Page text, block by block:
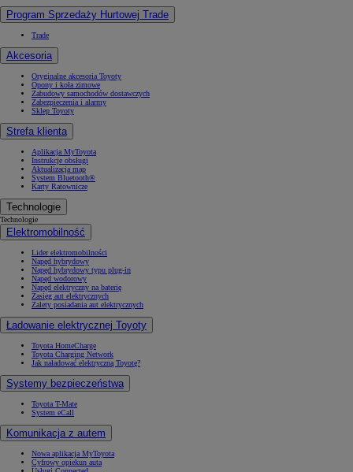
Program Sprzedaży Hurtowej Trade
Trade
Akcesoria
Oryginalne akcesoria Toyoty
Opony i koła zimowe
Zabudowy samochodów dostawczych
Zabezpieczenia i alarmy
Sklep Toyoty
Strefa klienta
Aplikacja MyToyota
Instrukcje obsługi
Aktualizacja map
System Bluetooth®
Karty Ratownicze
Technologie
Technologie
Elektromobilność
Lider elektromobilności
Napęd hybrydowy
Napęd hybrydowy typu plug-in
Napęd wodorowy
Napęd elektryczny na baterię
Zasięg aut elektrycznych
Zalety posiadania aut elektrycznych
Ładowanie elektrycznej Toyoty
Toyota HomeCharge
Toyota Charging Network
Jak naładować elektryczną Toyotę?
Systemy bezpieczeństwa
Toyota T-Mate
System eCall
Komunikacja z autem
Nowa aplikacja MyToyota
Cyfrowy opiekun auta